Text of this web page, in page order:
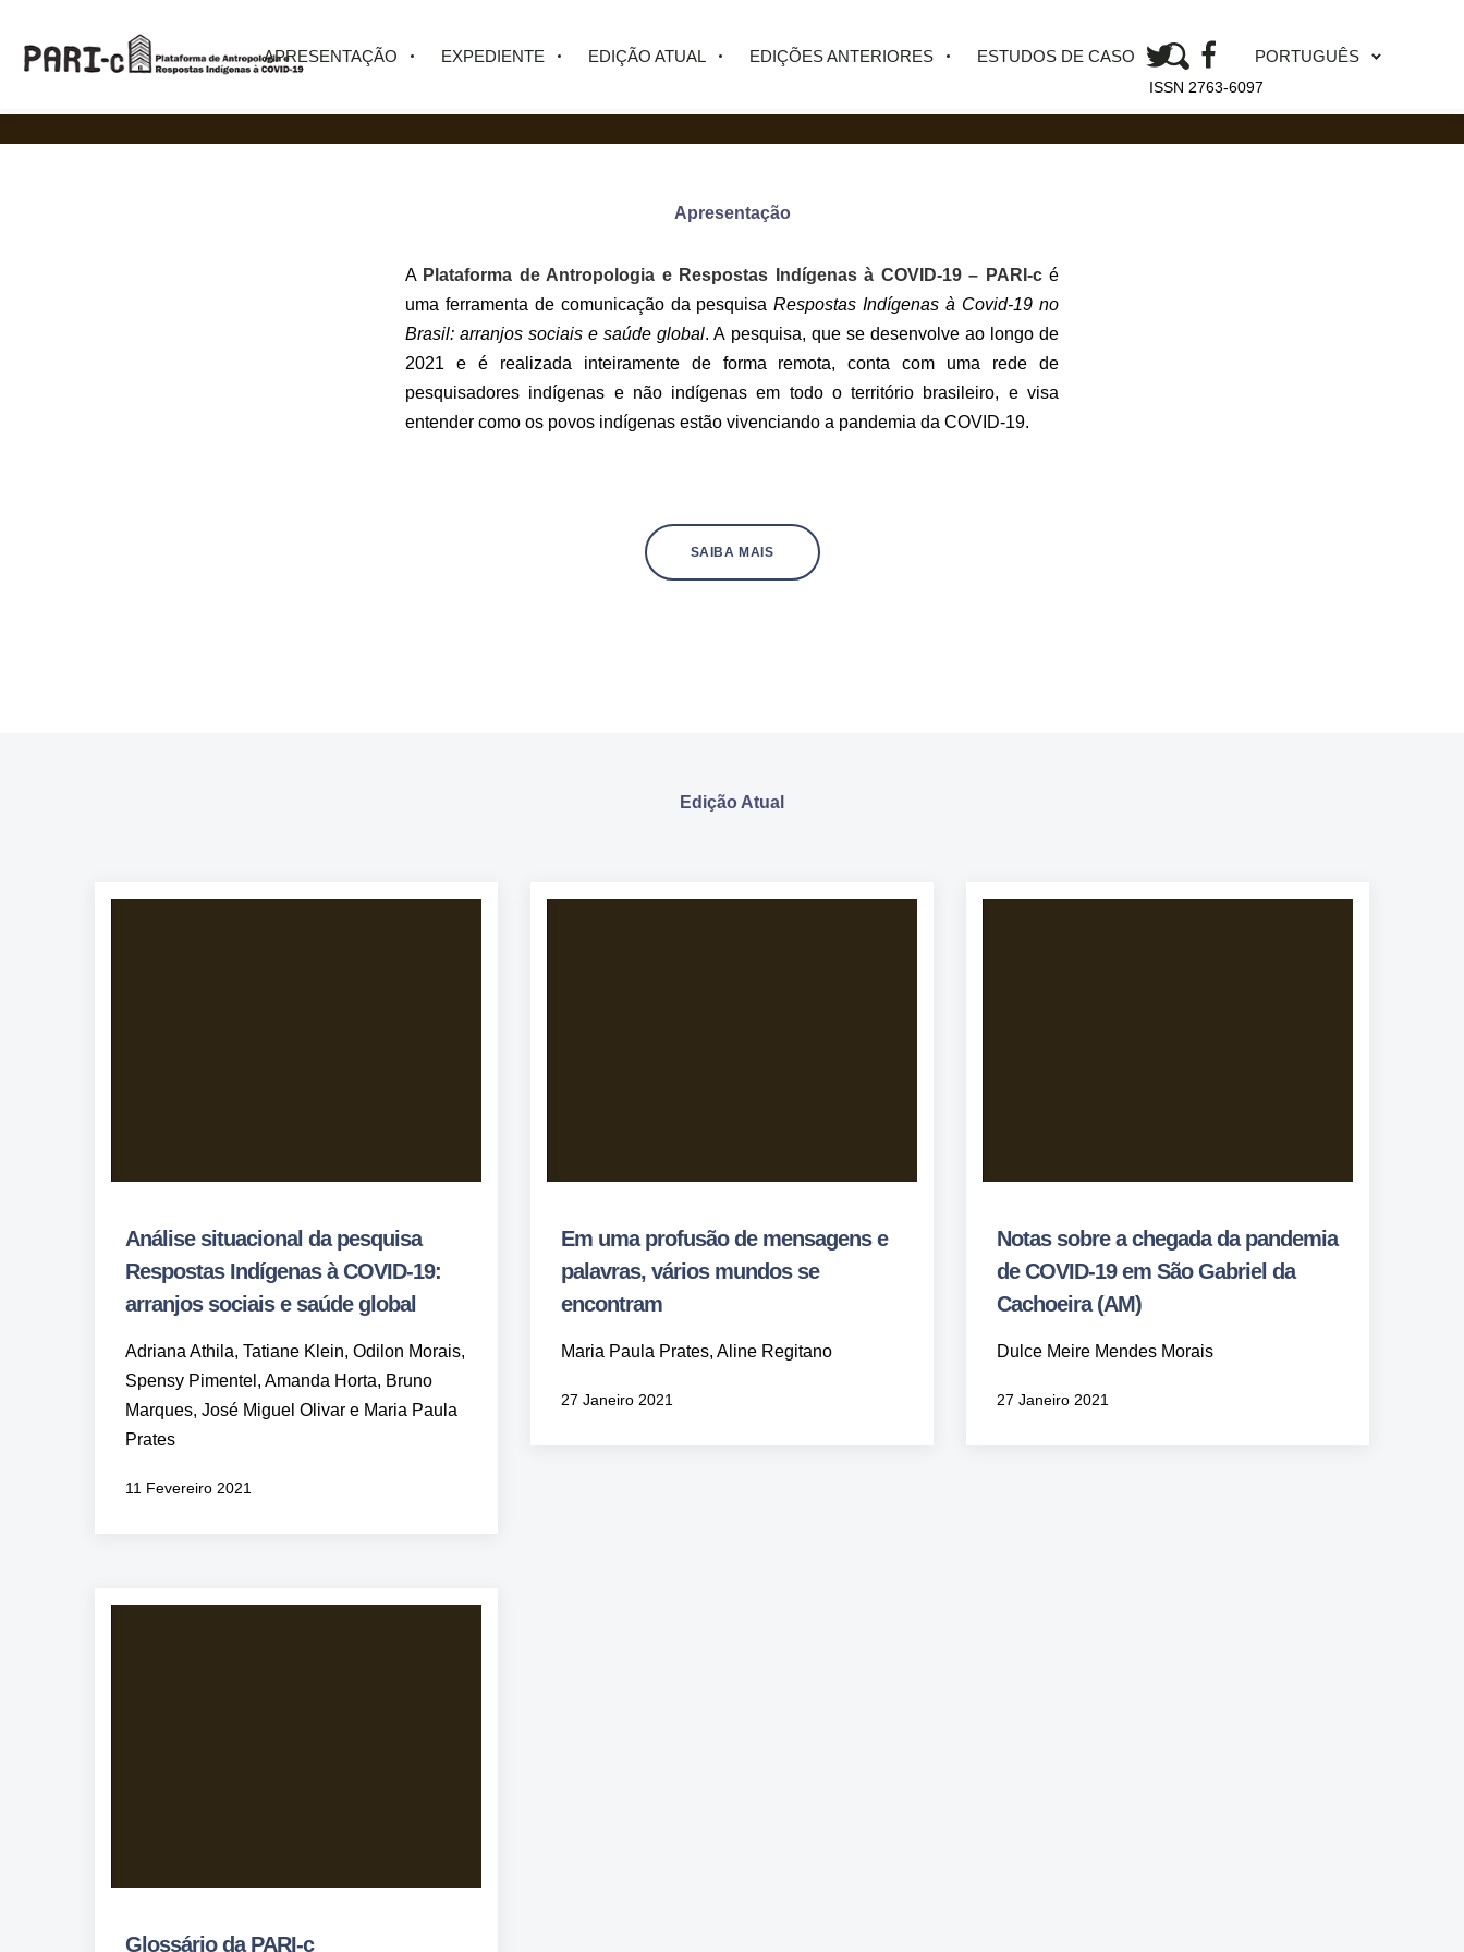
APRESENTAÇÃO EXPEDIENTE EDIÇÃO ATUAL EDIÇÕES ANTERIORES ESTUDOS DE CASO PORTUGUÊS
ISSN 2763-6097
Apresentação
A Plataforma de Antropologia e Respostas Indígenas à COVID-19 – PARI-cé
uma ferramenta de comunicação da pesquisaRespostas Indígenas à Covid-19 no
Brasil: arranjos sociais e saúde global. A pesquisa, que se desenvolve ao longo de
2021 e é realizada inteiramente de forma remota, conta com uma rede de
pesquisadores indígenas e não indígenas em todo o território brasileiro, e visa
entender como os povos indígenas estão vivenciando a pandemia da COVID-19.
SAIBA MAIS
Edição Atual
Análise situacional da pesquisa
Respostas Indígenas à COVID-19:
arranjos sociais e saúde global
Adriana Athila, Tatiane Klein, Odilon Morais,
Spensy Pimentel, Amanda Horta, Bruno
Marques, José Miguel Olivar e Maria Paula
Prates
11 Fevereiro 2021
Em uma profusão de mensagens e
palavras, vários mundos se
encontram
Maria Paula Prates, Aline Regitano
27 Janeiro 2021
Notas sobre a chegada da pandemia
de COVID-19 em São Gabriel da
Cachoeira (AM)
Dulce Meire Mendes Morais
27 Janeiro 2021
Glossário da PARI-c